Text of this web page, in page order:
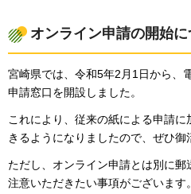
オンライン申請の開始に
宮崎県では、令和5年2月1日から、
申請窓口を開設しました。
これにより、従来の紙による申請
きるようになりましたので、ぜひ御
ただし、オンライン申請とは別に
注意いただきたい事項がございます。